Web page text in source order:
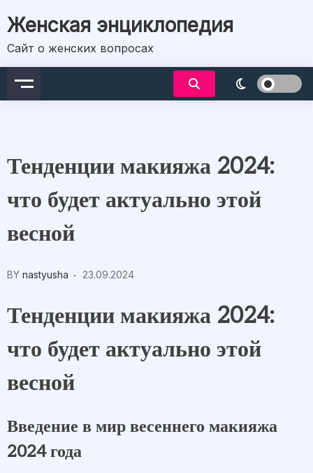
to
content
Женская энциклопедия
Сайт о женских вопросах
Тенденции макияжа 2024:
что будет актуально этой
весной
BY nastyusha 23.09.2024
Тенденции макияжа 2024:
что будет актуально этой
весной
Введение в мир весеннего макияжа
2024 года